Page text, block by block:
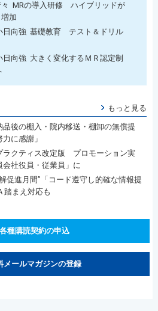
々 MRの導入研修 ハイブリッドが
加
日向強 基礎教育 テスト＆ドリル
日向強 大きく変化するＭＲ認定制
もっと見る
後の棚入・院内移送・棚卸の無償提
に感謝」
クティス改定版 プロモーション実
社役員・従業員」に
進月間”「コード遵守し的確な情報提
まえ対応も
各種購読契約の申込
メールマガジンの登録